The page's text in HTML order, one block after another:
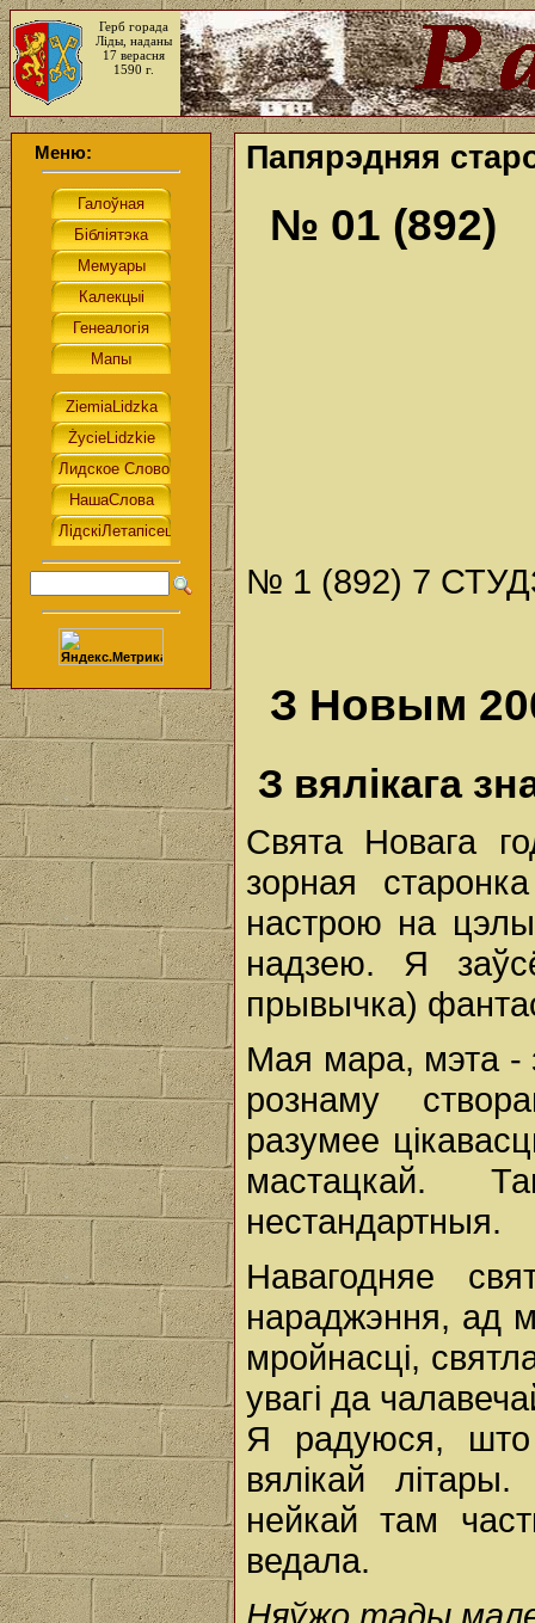
Герб горада
Ліды, наданы
17 верасня
1590 г.
Меню: Папярэдняя
№ 01 (892)
№ 1 (892) 7
З Новым
З вялікага
Свята Новага
зорная
настрою на
надзею. Я
прывычка)
Мая мара, мэта -
рознаму
разумее
мастацкай.
нестандартныя.
Навагодняе
нараджэння, ад
мройнасці,
увагі да
Я радуюся, што
вялікай
нейкай там
ведала.